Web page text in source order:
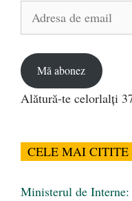
Mă abonez
Alătură-te celorlalți
CELE MAI CITITE
Ministerul de